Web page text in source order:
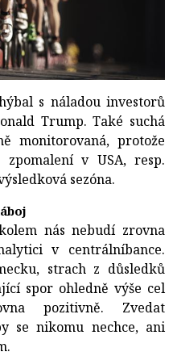
s náladou investorů
Trump. Také suchá
monitorovaná, protože
v USA, resp.
sezóna.
nás nebudí zrovna
v centrálníbance.
strach z důsledků
spor ohledně výše cel
pozitivně. Zvedat
se nikomu nechce, ani